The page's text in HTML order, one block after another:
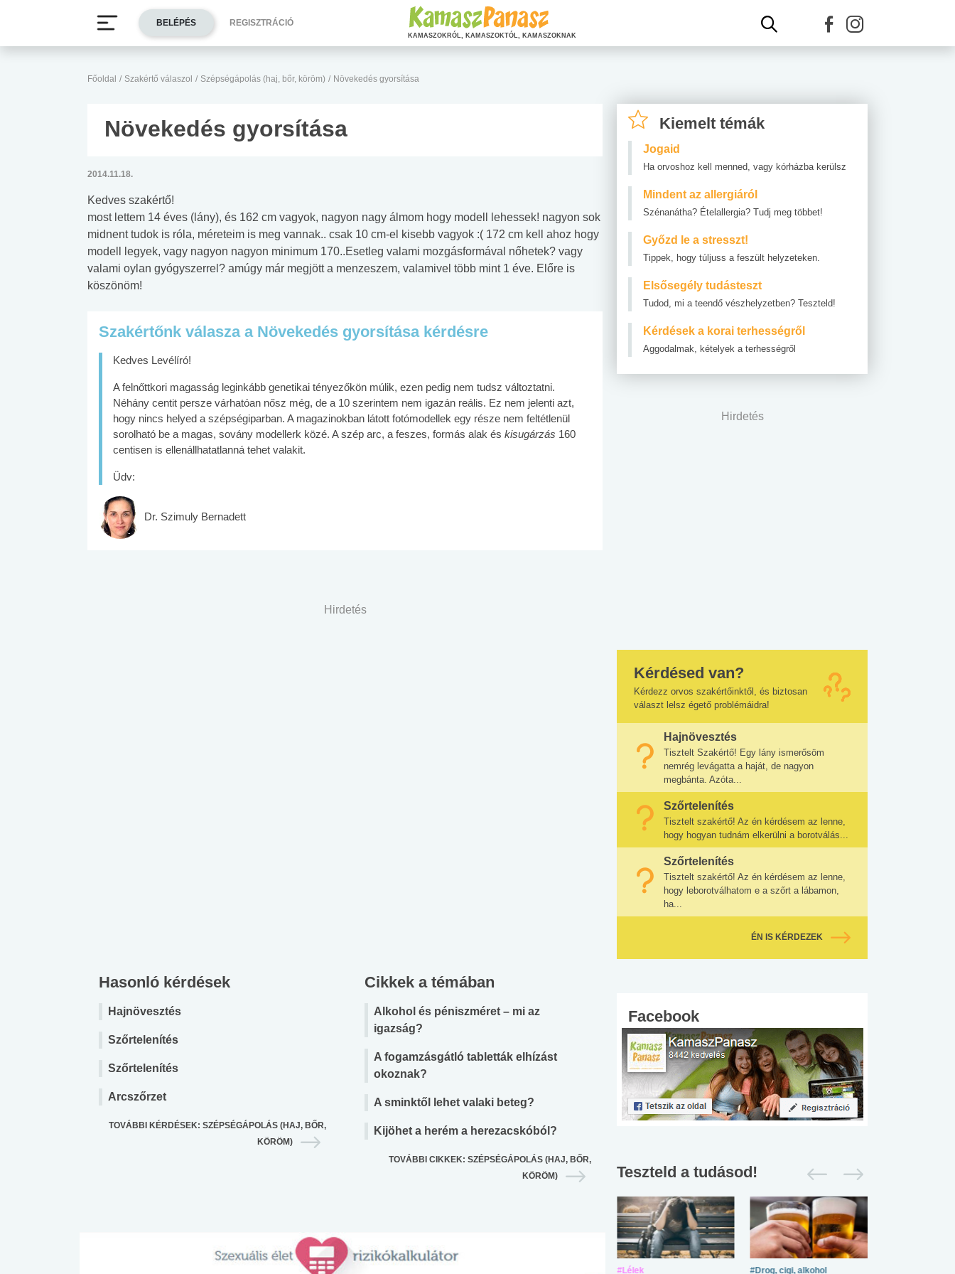
Főoldal / Szakértő válaszol / Szépségápolás (haj, bőr, köröm) / Növekedés gyorsítása
Növekedés gyorsítása
2014.11.18.
Kedves szakértő!
most lettem 14 éves (lány), és 162 cm vagyok, nagyon nagy álmom hogy modell lehessek! nagyon sok
midnent tudok is róla, méreteim is meg vannak.. csak 10 cm-el kisebb vagyok :( 172 cm kell ahoz hogy
modell legyek, vagy nagyon nagyon minimum 170..Esetleg valami mozgásformával nőhetek? vagy
valami oylan gyógyszerrel? amúgy már megjött a menzeszem, valamivel több mint 1 éve. Előre is
köszönöm!
Szakértőnk válasza a Növekedés gyorsítása kérdésre
Kedves Levélíró!
A felnőttkori magasság leginkább genetikai tényezőkön múlik, ezen pedig nem tudsz változtatni.
Néhány centit persze várhatóan nősz még, de a 10 szerintem nem igazán reális. Ez nem jelenti azt,
hogy nincs helyed a szépségiparban. A magazinokban látott fotómodellek egy része nem feltétlenül
sorolható be a magas, sovány modellerk közé. A szép arc, a feszes, formás alak és kisugárzás 160
centisen is ellenállhatatlanná tehet valakit.
Üdv:
Dr. Szimuly Bernadett
Hirdetés
Hasonló kérdések
Hajnövesztés
Szőrtelenítés
Szőrtelenítés
Arcszőrzet
TOVÁBBI KÉRDÉSEK: SZÉPSÉGÁPOLÁS (HAJ, BŐR,
KÖRÖM)
Cikkek a témában
Alkohol és péniszméret – mi az
igazság?
A fogamzásgátló tabletták elhízást
okoznak?
A sminktől lehet valaki beteg?
Kijöhet a herém a herezacskóból?
TOVÁBBI CIKKEK: SZÉPSÉGÁPOLÁS (HAJ, BŐR,
KÖRÖM)
Kiemelt témák
Jogaid
Ha orvoshoz kell menned, vagy kórházba kerülsz
Mindent az allergiáról
Szénanátha? Ételallergia? Tudj meg többet!
Győzd le a stresszt!
Tippek, hogy túljuss a feszült helyzeteken.
Elsősegély tudásteszt
Tudod, mi a teendő vészhelyzetben? Teszteld!
Kérdések a korai terhességről
Aggodalmak, kételyek a terhességről
Hirdetés
Kérdésed van?
Kérdezz orvos szakértőinktől, és biztosan
választ lelsz égető problémáidra!
Hajnövesztés
Tisztelt Szakértő! Egy lány ismerősöm
nemrég levágatta a haját, de nagyon
megbánta. Azóta...
Szőrtelenítés
Tisztelt szakértő! Az én kérdésem az lenne,
hogy hogyan tudnám elkerülni a borotválás...
Szőrtelenítés
Tisztelt szakértő! Az én kérdésem az lenne,
hogy leborotválhatom e a szőrt a lábamon,
ha...
ÉN IS KÉRDEZEK
Facebook
Teszteld a tudásod!
#Lélek #Drog, cigi, alkohol
BELÉPÉS REGISZTRÁCIÓ
KAMASZOKRÓL, KAMASZOKTÓL, KAMASZOKNAK